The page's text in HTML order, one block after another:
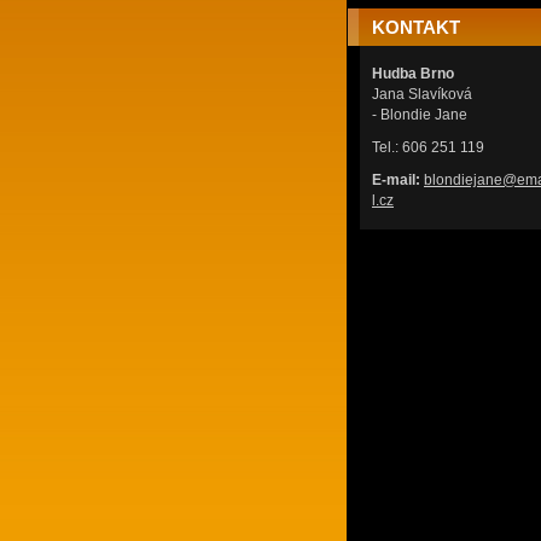
KONTAKT
Hudba Brno
Jana Slavíková
- Blondie Jane
Tel.: 606 251 119
E-mail: blondiej
l.cz